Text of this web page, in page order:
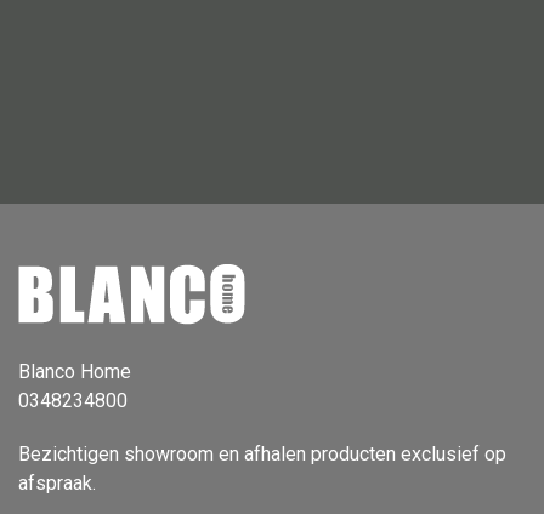
Alle deco
Kandelaar
Object
Pilaar
Pot
Schaal
Dienblad
Blanco Home
0348234800
Bezichtigen showroom en afhalen producten exclusief op
afspraak.